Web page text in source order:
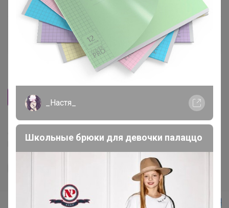
Для вас выдача заказа — от 10р
Доставка ~ 6 дней с момента включения в
счет
После 13 августа 2026 г.
М (44-46)
Делая заказ, Вы подтверждаете что ознакомлены с
регламентом выкупаи соглашаетесь сдоговором оферты
_Настя_
Школьные брюки для девочки палаццо